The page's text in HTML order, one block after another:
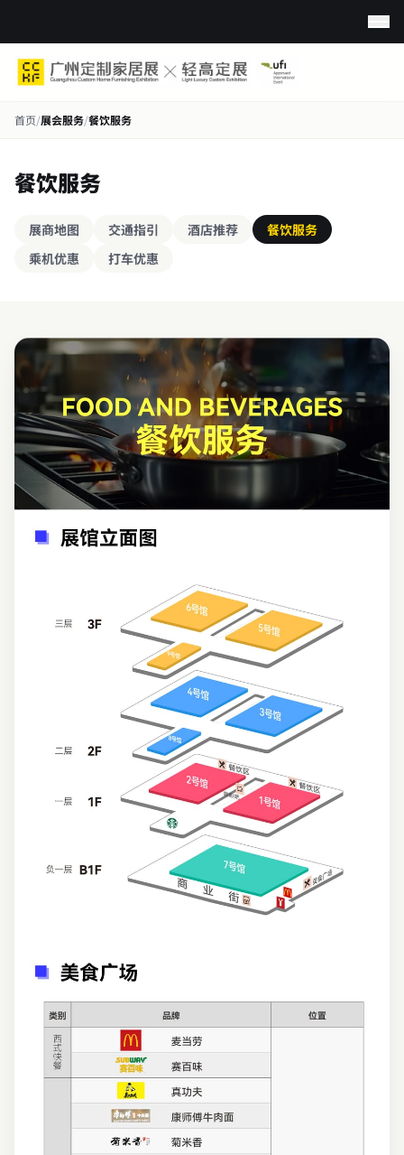
首页/展会服务/餐饮服务
餐饮服务
展商地图 交通指引 酒店推荐
餐饮服务
乘机优惠
打车优惠